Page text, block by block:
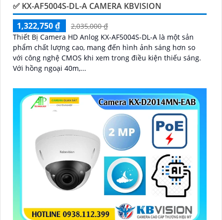
✅ KX-AF5004S-DL-A CAMERA KBVISION
1,322,750 ₫
2,035,000 ₫
Thiết Bị Camera HD Anlog KX-AF5004S-DL-A là một sản
phẩm chất lượng cao, mang đến hình ảnh sáng hơn so
với công nghệ CMOS khi xem trong điều kiện thiếu sáng.
Với hồng ngoại 40m,...